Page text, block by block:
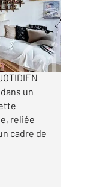
un
reliée
cadre de